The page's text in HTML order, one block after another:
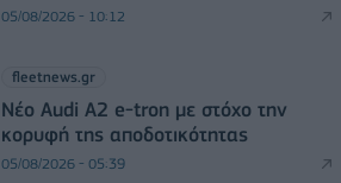
05/08/2026 - 10:12
fleetnews.gr
Νέο Audi A2 e-tron με στόχο την
κορυφή της αποδοτικότητας
05/08/2026 - 05:39